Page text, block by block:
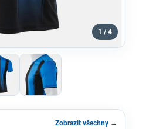
1 / 4
Zobrazit všechny →